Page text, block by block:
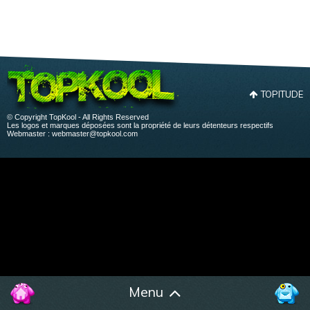
Menu
TOPITUDE
© Copyright TopKool - All Rights Reserved
Les logos et marques déposées sont la propriété de leurs détenteurs respectifs
Webmaster : webmaster@topkool.com